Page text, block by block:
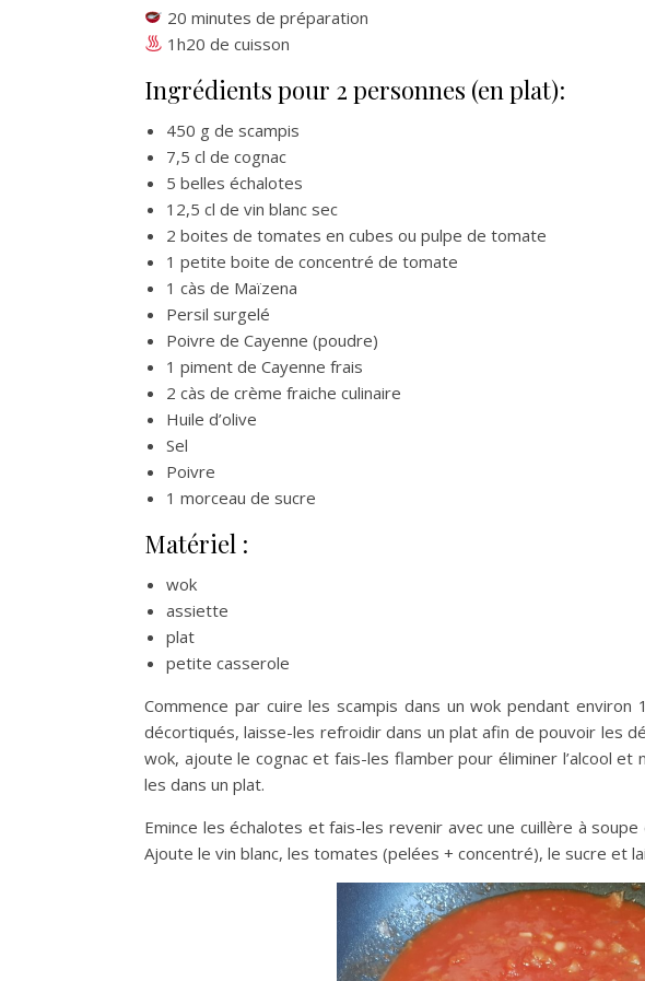
20 minutes de préparation
1h20 de cuisson
Ingrédients pour 2 personnes (en plat):
450 g de scampis
7,5 cl de cognac
5 belles échalotes
12,5 cl de vin blanc sec
2 boites de tomates en cubes ou pulpe de tomate
1 petite boite de concentré de tomate
1 càs de Maïzena
Persil surgelé
Poivre de Cayenne (poudre)
1 piment de Cayenne frais
2 càs de crème fraiche culinaire
Huile d’olive
Sel
Poivre
1 morceau de sucre
Matériel :
wok
assiette
plat
petite casserole
Commence par cuire les scampis dans un wok pendant
décortiqués, laisse-les refroidir dans un plat afin de pouvoir les
wok, ajoute le cognac et fais-les flamber pour éliminer l’alcool
les dans un plat.
Emince les échalotes et fais-les revenir avec une cuillère à soupe
Ajoute le vin blanc, les tomates (pelées + concentré), le sucre et